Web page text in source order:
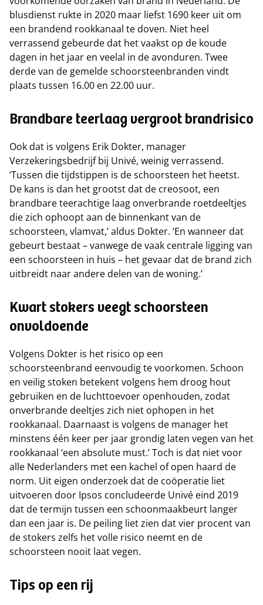
blusdienst rukte in 2020 maar liefst 1690 keer uit om
een brandend rookkanaal te doven. Niet heel
verrassend gebeurde dat het vaakst op de koude
dagen in het jaar en veelal in de avonduren. Twee
derde van de gemelde schoorsteenbranden vindt
plaats tussen 16.00 en 22.00 uur.
Brandbare teerlaag vergroot brandrisico
Ook dat is volgens Erik Dokter, manager
Verzekeringsbedrijf bij Univé, weinig verrassend.
‘Tussen die tijdstippen is de schoorsteen het heetst.
De kans is dan het grootst dat de creosoot, een
brandbare teerachtige laag onverbrande roetdeeltjes
die zich ophoopt aan de binnenkant van de
schoorsteen, vlamvat,’ aldus Dokter. ‘En wanneer dat
gebeurt bestaat – vanwege de vaak centrale ligging van
een schoorsteen in huis – het gevaar dat de brand zich
uitbreidt naar andere delen van de woning.’
Kwart stokers veegt schoorsteen
onvoldoende
Volgens Dokter is het risico op een
schoorsteenbrand eenvoudig te voorkomen. Schoon
en veilig stoken betekent volgens hem droog hout
gebruiken en de luchttoevoer openhouden, zodat
onverbrande deeltjes zich niet ophopen in het
rookkanaal. Daarnaast is volgens de manager het
minstens één keer per jaar grondig laten vegen van het
rookkanaal ‘een absolute must.’ Toch is dat niet voor
alle Nederlanders met een kachel of open haard de
norm. Uit eigen onderzoek dat de coöperatie liet
uitvoeren door Ipsos concludeerde Univé eind 2019
dat de termijn tussen een schoonmaakbeurt langer
dan een jaar is. De peiling liet zien dat vier procent van
de stokers zelfs het volle risico neemt en de
schoorsteen nooit laat vegen.
Tips op een rij